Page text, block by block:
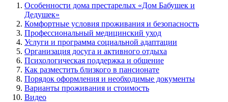
Особенности дома престарелых «Дом Бабушек и
Дедушек»
Комфортные условия проживания и безопасность
Профессиональный медицинский уход
Услуги и программа социальной адаптации
Организация досуга и активного отдыха
Психологическая поддержка и общение
Как разместить близкого в пансионате
Порядок оформления и необходимые документы
Варианты проживания и стоимость
Видео